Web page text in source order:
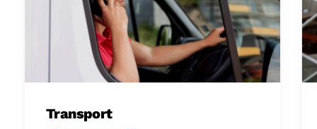
Transport